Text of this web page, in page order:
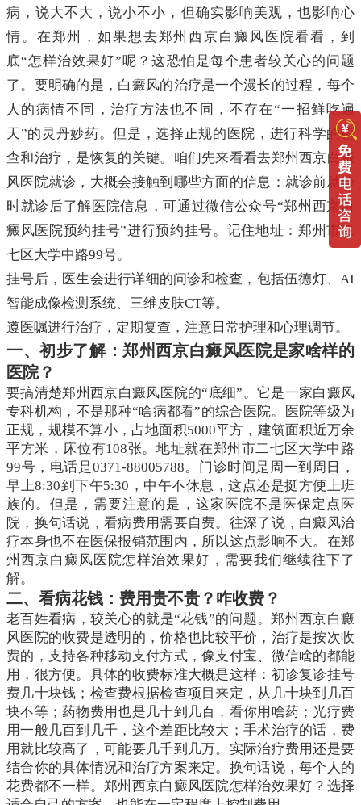
病，说大不大，说小不小，但确实影响美观，也影响心
情。在郑州，如果想去郑州西京白癜风医院看看，到
底“怎样治效果好”呢？这恐怕是每个患者较关心的问题
了。要明确的是，白癜风的治疗是一个漫长的过程，每个
人的病情不同，治疗方法也不同，不存在“一招鲜吃遍
天”的灵丹妙药。但是，选择正规的医院，进行科学的检
查和治疗，是恢复的关键。咱们先来看看去郑州西京白癜
风医院就诊，大概会接触到哪些方面的信息：就诊前就诊
时就诊后了解医院信息，可通过微信公众号“郑州西京白
癜风医院预约挂号”进行预约挂号。记住地址：郑州市二
七区大学中路99号。
挂号后，医生会进行详细的问诊和检查，包括伍德灯、AI
智能成像检测系统、三维皮肤CT等。
遵医嘱进行治疗，定期复查，注意日常护理和心理调节。
一、初步了解：郑州西京白癜风医院是家啥样的
医院？
要搞清楚郑州西京白癜风医院的“底细”。它是一家白癜风
专科机构，不是那种“啥病都看”的综合医院。医院等级为
正规，规模不算小，占地面积5000平方，建筑面积近万余
平方米，床位有108张。地址就在郑州市二七区大学中路
99号，电话是0371-88005788。门诊时间是周一到周日，
早上8:30到下午5:30，中午不休息，这点还是挺方便上班
族的。但是，需要注意的是，这家医院不是医保定点医
院，换句话说，看病费用需要自费。往深了说，白癜风治
疗本身也不在医保报销范围内，所以这点影响不大。在郑
州西京白癜风医院怎样治效果好，需要我们继续往下了
解。
二、看病花钱：费用贵不贵？咋收费？
老百姓看病，较关心的就是“花钱”的问题。郑州西京白癜
风医院的收费是透明的，价格也比较平价，治疗是按次收
费的，支持各种移动支付方式，像支付宝、微信啥的都能
用，很方便。具体的收费标准大概是这样：初诊复诊挂号
费几十块钱；检查费根据检查项目来定，从几十块到几百
块不等；药物费用也是几十到几百，看你用啥药；光疗费
用一般几百到几千，这个差距比较大；手术治疗的话，费
用就比较高了，可能要几千到几万。实际治疗费用还是要
结合你的具体情况和治疗方案来定。换句话说，每个人的
花费都不一样。郑州西京白癜风医院怎样治效果好？选择